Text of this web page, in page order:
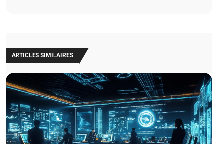
ARTICLES SIMILAIRES